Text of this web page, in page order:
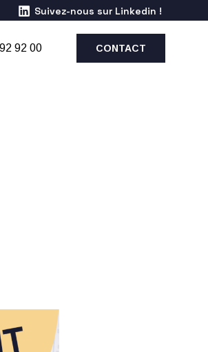
Suivez-nous sur Linkedin !
92 00 CONTACT